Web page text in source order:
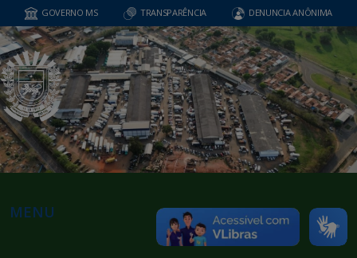
GOVERNO MS TRANSPARÊNCIA DENUNCIA ANÔNIMA
MENU